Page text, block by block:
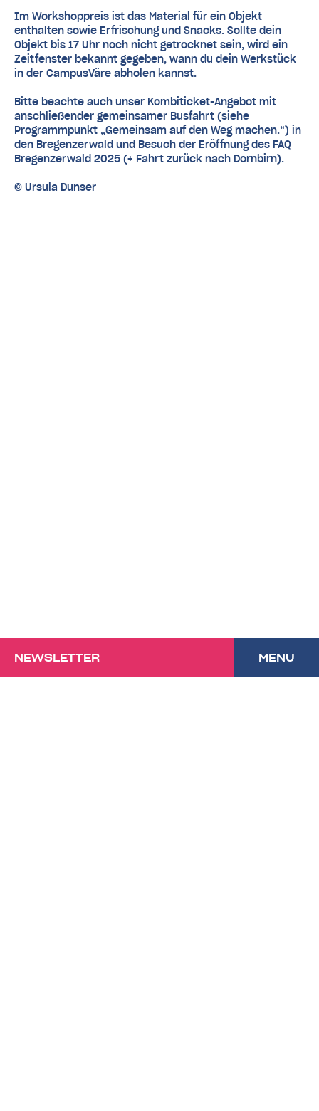
NEWSLETTER MENU
Im Workshoppreis ist das Material für ein Objekt
enthalten sowie Erfrischung und Snacks. Sollte dein
Objekt bis 17 Uhr noch nicht getrocknet sein, wird ein
Zeitfenster bekannt gegeben, wann du dein Werkstück
in der CampusVäre abholen kannst.
Bitte beachte auch unser Kombiticket-Angebot mit
anschließender gemeinsamer Busfahrt (siehe
Programmpunkt „Gemeinsam auf den Weg machen.“) in
den Bregenzerwald und Besuch der Eröffnung des FAQ
Bregenzerwald 2025 (+ Fahrt zurück nach Dornbirn).
© Ursula Dunser